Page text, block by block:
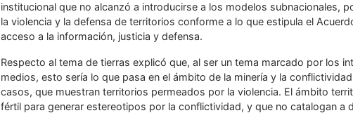
institucional que no alcanzó a introducirse a los modelos subnacionales,
la violencia y la defensa de territorios conforme a lo que estipula el
acceso a la información, justicia y defensa.
Respecto al tema de tierras explicó que, al ser un tema marcado por los
medios, esto sería lo que pasa en el ámbito de la minería y la
casos, que muestran territorios permeados por la violencia. El ámbito
fértil para generar estereotipos por la conflictividad, y que no catalogan a